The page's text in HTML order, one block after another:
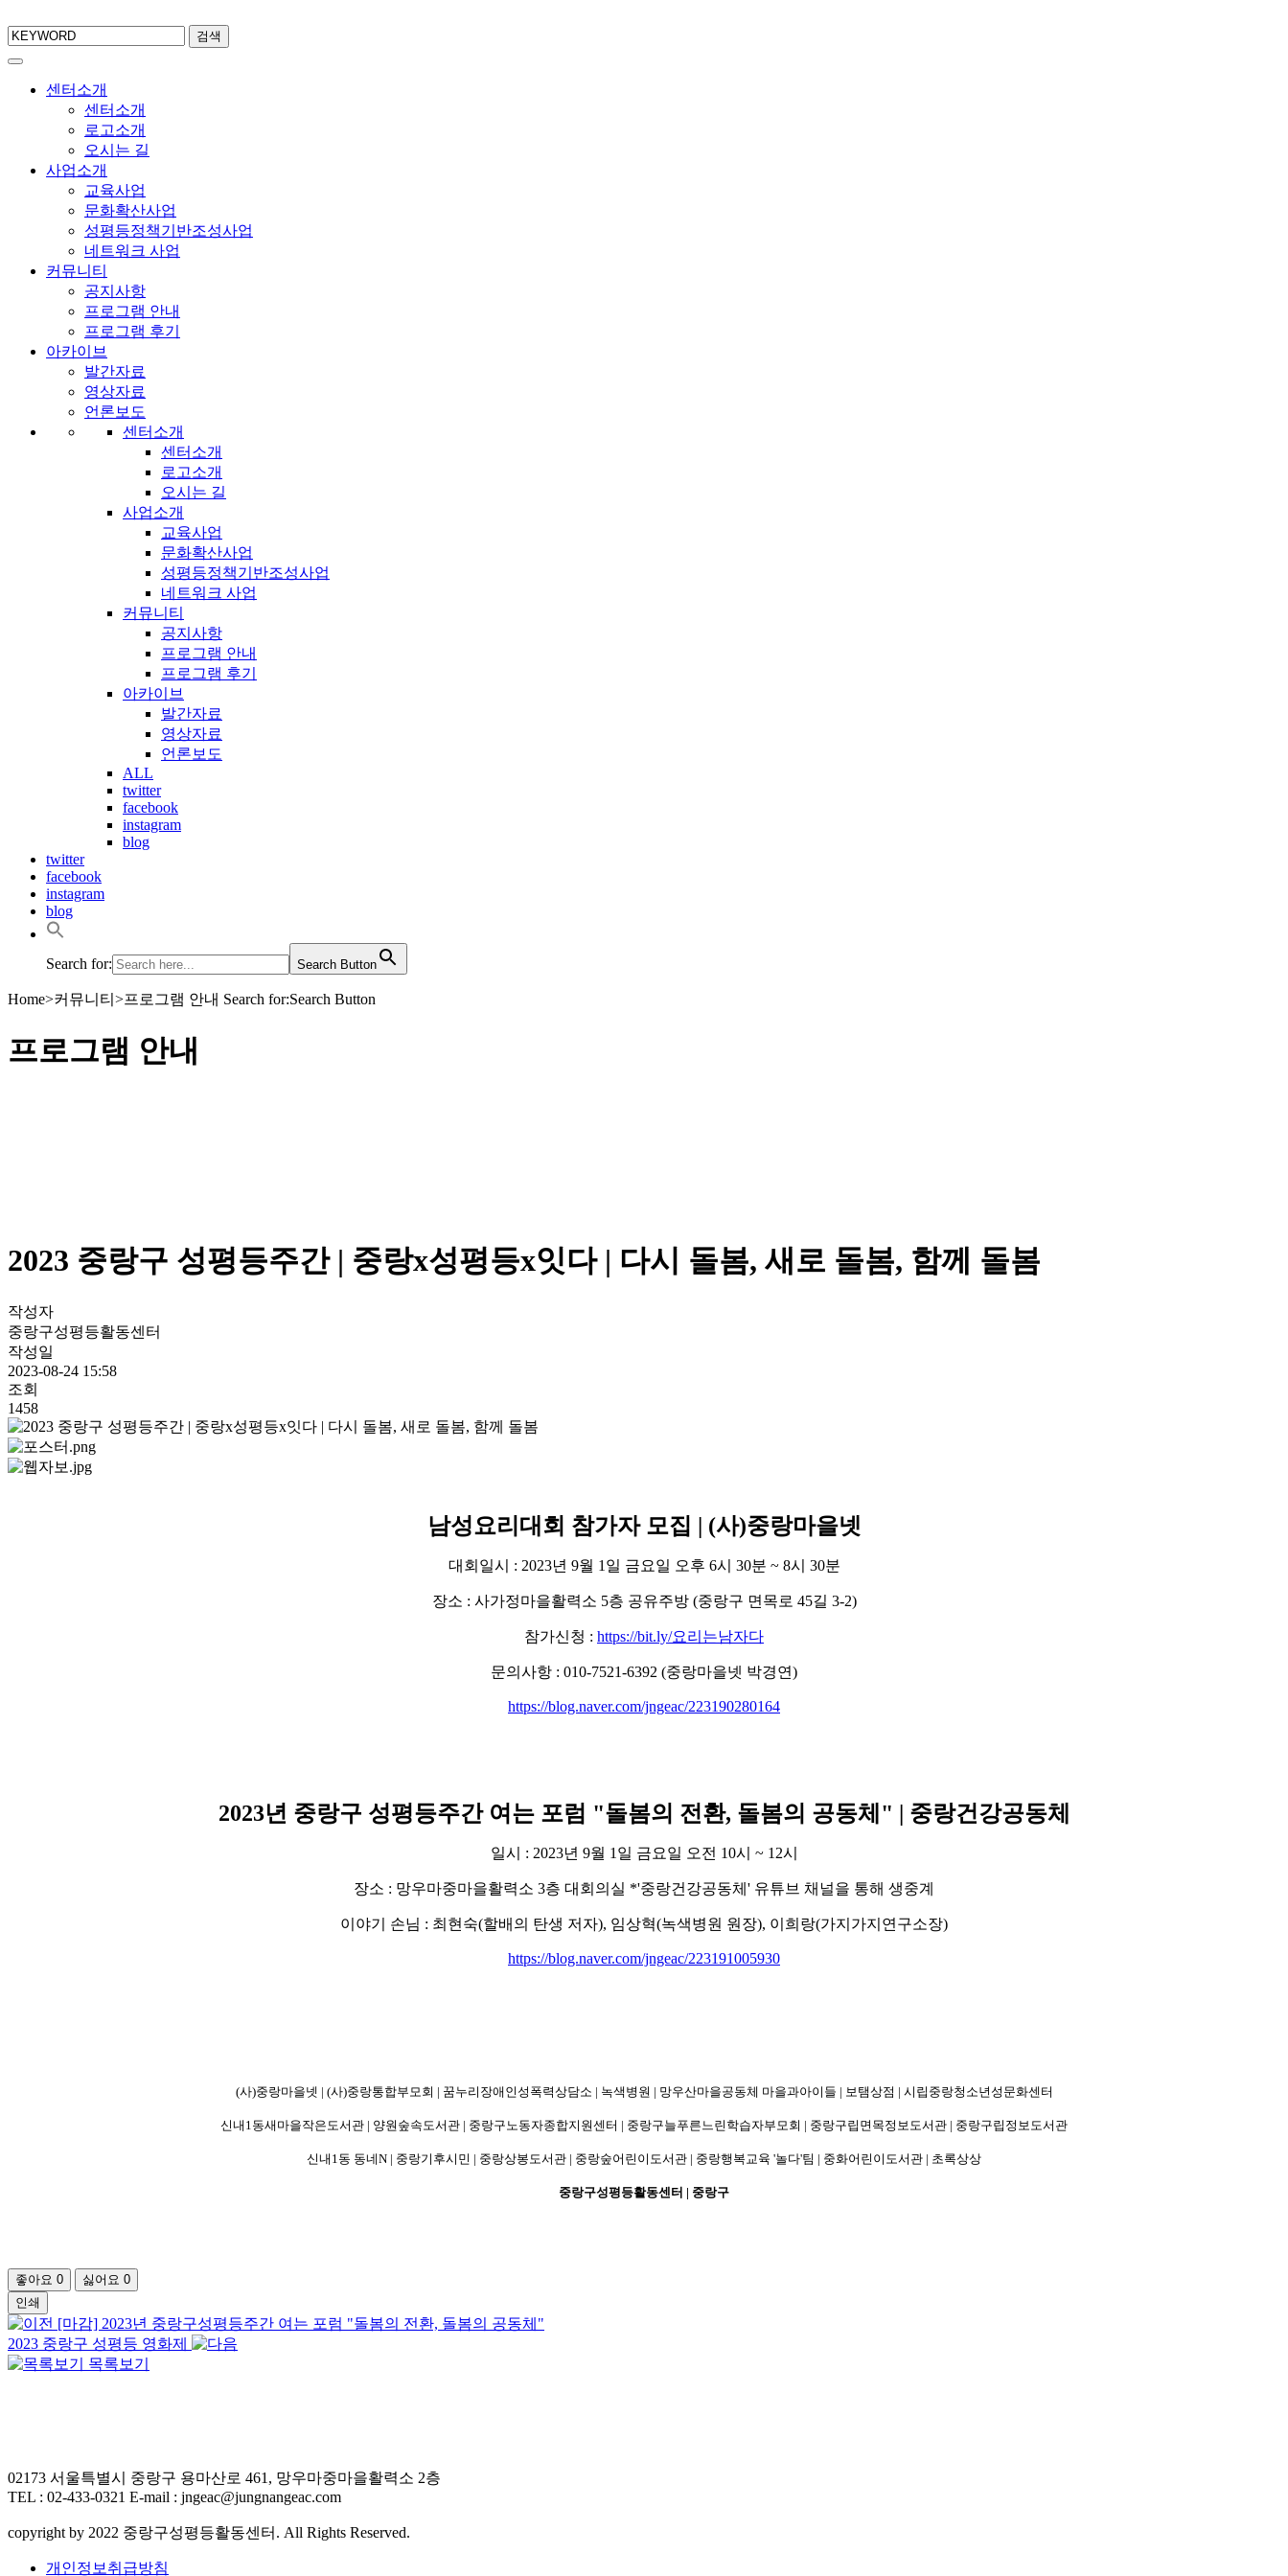
검색
센터소개
센터소개
로고소개
오시는 길
사업소개
교육사업
문화확산사업
성평등정책기반조성사업
네트워크 사업
커뮤니티
공지사항
프로그램 안내
프로그램 후기
아카이브
발간자료
영상자료
언론보도
센터소개
센터소개
로고소개
오시는 길
사업소개
교육사업
문화확산사업
성평등정책기반조성사업
네트워크 사업
커뮤니티
공지사항
프로그램 안내
프로그램 후기
아카이브
발간자료
영상자료
언론보도
ALL
twitter
facebook
instagram
blog
twitter
facebook
instagram
blog
Search for: Search Button
Home>커뮤니티 >프로그램 안내 Search for:Search Button
프로그램 안내
2023 중랑구 성평등주간 | 중랑x성평등x잇다 | 다시 돌봄, 새로 돌봄, 함께 돌봄
작성자
중랑구성평등활동센터
작성일
2023-08-24 15:58
조회
1458
남성요리대회 참가자 모집 | (사)중랑마을넷
대회일시 : 2023년 9월 1일 금요일 오후 6시 30분 ~ 8시 30분
장소 : 사가정마을활력소 5층 공유주방 (중랑구 면목로 45길 3-2)
참가신청 : https://bit.ly/요리는남자다
문의사항 : 010-7521-6392 (중랑마을넷 박경연)
https://blog.naver.com/jngeac/223190280164
2023년 중랑구 성평등주간 여는 포럼 "돌봄의 전환, 돌봄의 공동체" | 중랑건강공동체
일시 : 2023년 9월 1일 금요일 오전 10시 ~ 12시
장소 : 망우마중마을활력소 3층 대회의실 *'중랑건강공동체' 유튜브 채널을 통해 생중계
이야기 손님 : 최현숙(할배의 탄생 저자), 임상혁(녹색병원 원장), 이희랑(가지가지연구소장)
https://blog.naver.com/jngeac/223191005930
(사)중랑마을넷 | (사)중랑통합부모회 | 꿈누리장애인성폭력상담소 | 녹색병원 | 망우산마을공동체 마을과아이들 | 보탬상점 | 시립중랑청소년성문화센터
신내1동새마을작은도서관 | 양원숲속도서관 | 중랑구노동자종합지원센터 | 중랑구늘푸른느린학습자부모회 | 중랑구립면목정보도서관 | 중랑구립정보도서관
신내1동 동네N | 중랑기후시민 | 중랑상봉도서관 | 중랑숲어린이도서관 | 중랑행복교육 '놀다'팀 | 중화어린이도서관 | 초록상상
중랑구성평등활동센터 | 중랑구
좋아요 0 싫어요 0
인쇄
[마감] 2023년 중랑구성평등주간 여는 포럼 "돌봄의 전환, 돌봄의 공동체"
2023 중랑구 성평등 영화제
목록보기
02173 서울특별시 중랑구 용마산로 461, 망우마중마을활력소 2층
TEL : 02-433-0321 E-mail : jngeac@jungnangeac.com
copyright by 2022 중랑구성평등활동센터. All Rights Reserved.
개인정보취급방침